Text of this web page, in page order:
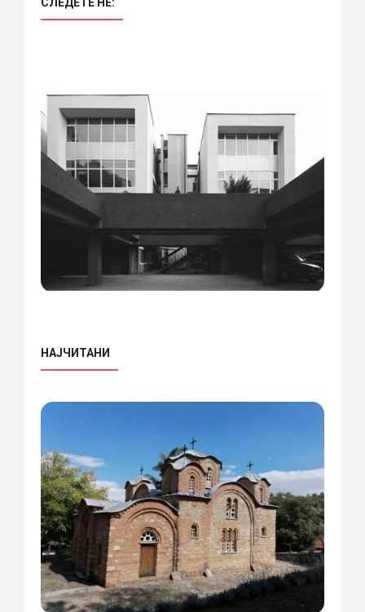
НАЈЧИТАНИ